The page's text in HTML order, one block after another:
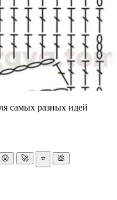
самых разных идей
😮 🚀 ⭐ 💩